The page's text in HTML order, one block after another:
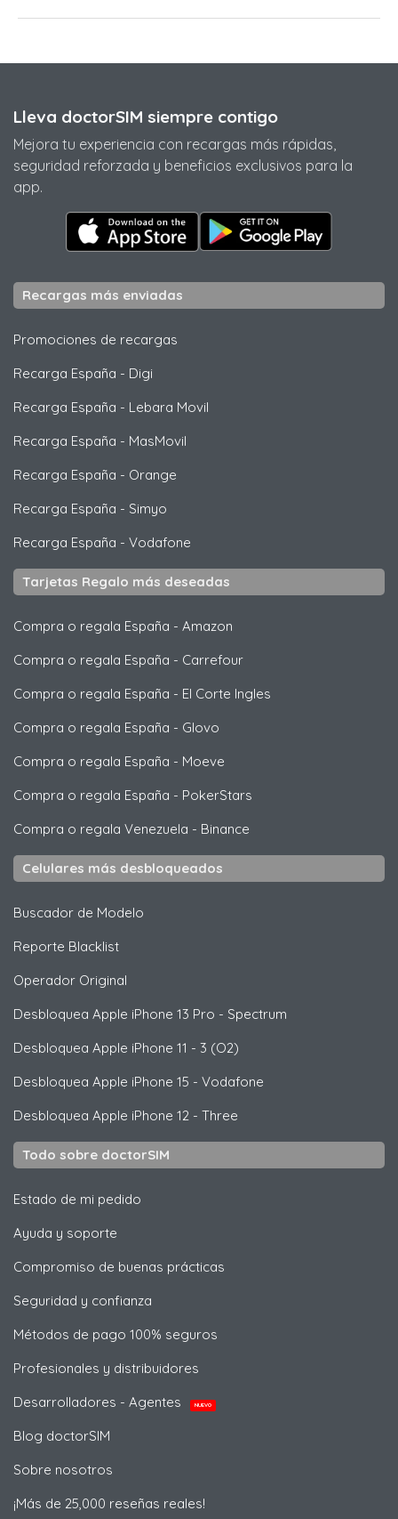
Lleva doctorSIM siempre contigo
Mejora tu experiencia con recargas más rápidas,
seguridad reforzada y beneficios exclusivos para la
app.
Recargas más enviadas
Promociones de recargas
Recarga España - Digi
Recarga España - Lebara Movil
Recarga España - MasMovil
Recarga España - Orange
Recarga España - Simyo
Recarga España - Vodafone
Tarjetas Regalo más deseadas
Compra o regala España - Amazon
Compra o regala España - Carrefour
Compra o regala España - El Corte Ingles
Compra o regala España - Glovo
Compra o regala España - Moeve
Compra o regala España - PokerStars
Compra o regala Venezuela - Binance
Celulares más desbloqueados
Buscador de Modelo
Reporte Blacklist
Operador Original
Desbloquea Apple iPhone 13 Pro - Spectrum
Desbloquea Apple iPhone 11 - 3 (O2)
Desbloquea Apple iPhone 15 - Vodafone
Desbloquea Apple iPhone 12 - Three
Todo sobre doctorSIM
Estado de mi pedido
Ayuda y soporte
Compromiso de buenas prácticas
Seguridad y confianza
Métodos de pago 100% seguros
Profesionales y distribuidores
Desarrolladores - Agentes
NUEVO
Blog doctorSIM
Sobre nosotros
¡Más de 25,000 reseñas reales!